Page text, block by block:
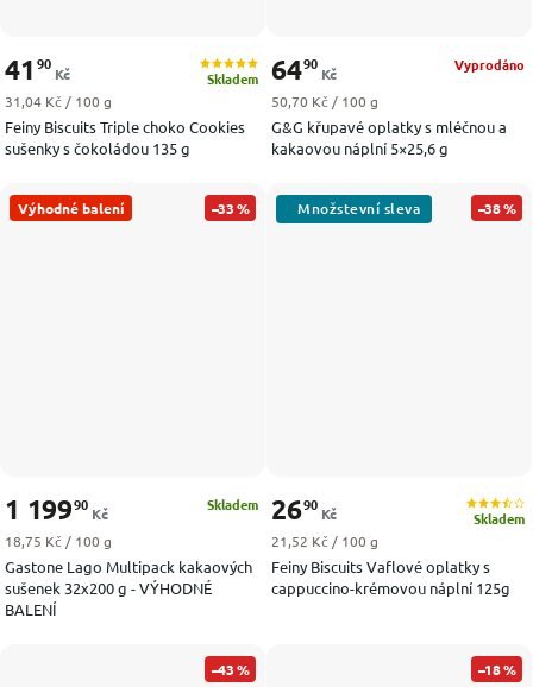
Feiny Biscuits Triple choko Cookies
sušenky s čokoládou 135 g
Skladem
41 90
Kč
Měrná cena:
31,04 Kč / 100 g
G&G křupavé oplatky s mléčnou a
kakaovou náplní 5×25,6 g
Vyprodáno
6490
Kč
Měrná cena:
50,70 Kč / 100 g
Výhodné balení –33 %
Gastone Lago Multipack kakaových
sušenek 32x200 g - VÝHODNÉ
BALENÍ
Skladem
1 19990
Kč
Měrná cena:
18,75 Kč / 100 g
–38 %
Feiny Biscuits Vaflové oplatky s
cappuccino-krémovou náplní 125g
Skladem
2690
Kč
Měrná cena:
21,52 Kč / 100 g
–43 % –18 %